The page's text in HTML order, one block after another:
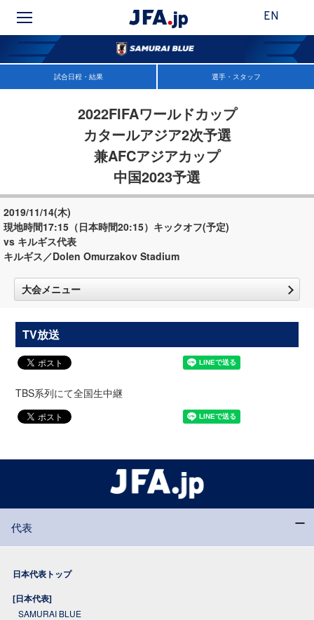
EN
試合日程・結果 選手・スタッフ
2022FIFAワールドカップ
カタールアジア2次予選
兼AFCアジアカップ
中国2023予選
2019/11/14(木)
現地時間17:15（日本時間20:15）キックオフ(予定)
vs キルギス代表
キルギス／Dolen Omurzakov Stadium
大会メニュー
TV放送
TBS系列にて全国生中継
代表
日本代表トップ
[日本代表]
SAMURAI BLUE